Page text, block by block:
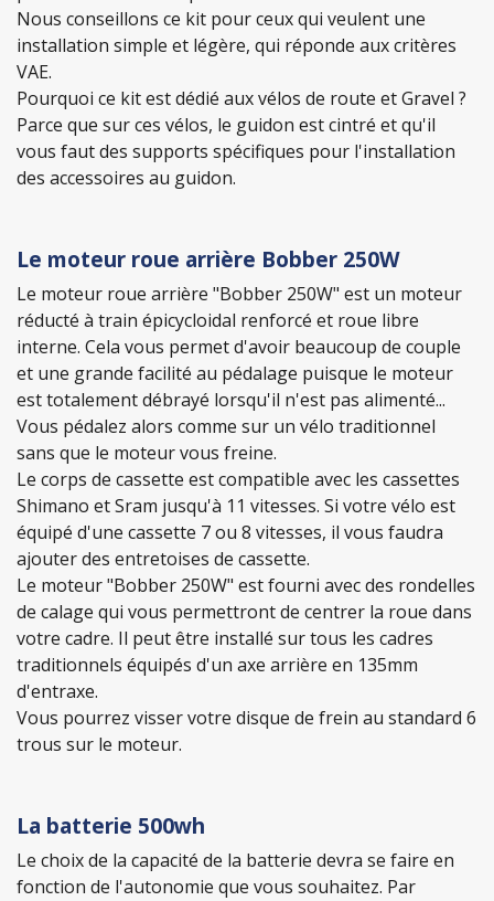
Nous conseillons ce kit pour ceux qui veulent une
installation simple et légère, qui réponde aux critères
VAE.
Pourquoi ce kit est dédié aux vélos de route et Gravel ?
Parce que sur ces vélos, le guidon est cintré et qu'il
vous faut des supports spécifiques pour l'installation
des accessoires au guidon.
Le moteur roue arrière Bobber 250W
Le moteur roue arrière "Bobber 250W" est un moteur
réducté à train épicycloidal renforcé et roue libre
interne. Cela vous permet d'avoir beaucoup de couple
et une grande facilité au pédalage puisque le moteur
est totalement débrayé lorsqu'il n'est pas alimenté...
Vous pédalez alors comme sur un vélo traditionnel
sans que le moteur vous freine.
Le corps de cassette est compatible avec les cassettes
Shimano et Sram jusqu'à 11 vitesses. Si votre vélo est
équipé d'une cassette 7 ou 8 vitesses, il vous faudra
ajouter des entretoises de cassette.
Le moteur "Bobber 250W" est fourni avec des rondelles
de calage qui vous permettront de centrer la roue dans
votre cadre. Il peut être installé sur tous les cadres
traditionnels équipés d'un axe arrière en 135mm
d'entraxe.
Vous pourrez visser votre disque de frein au standard 6
trous sur le moteur.
La batterie 500wh
Le choix de la capacité de la batterie devra se faire en
fonction de l'autonomie que vous souhaitez. Par